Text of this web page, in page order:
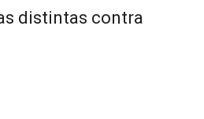
distintas contra